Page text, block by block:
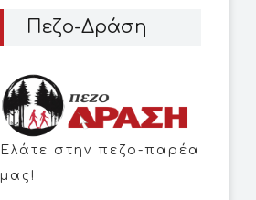
Πεζο-Δράση
Ελάτε στην πεζο-παρέα
μας!